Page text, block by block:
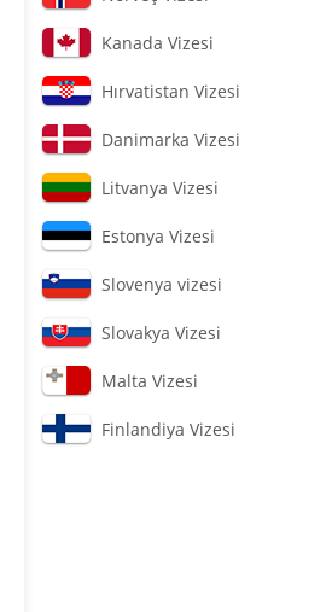
Kanada Vizesi
Hırvatistan Vizesi
Danimarka Vizesi
Litvanya Vizesi
Estonya Vizesi
Slovenya vizesi
Slovakya Vizesi
Malta Vizesi
Finlandiya Vizesi